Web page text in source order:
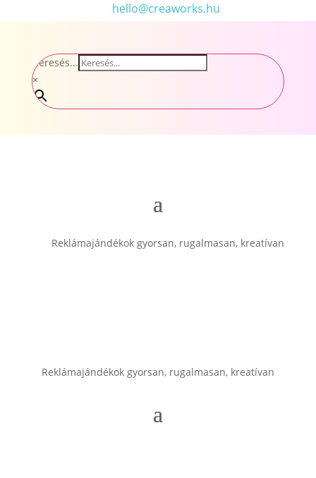
hello@creaworks.hu
Keresés...
×
Reklámajándékok gyorsan, rugalmasan, kreatívan
Reklámajándékok gyorsan, rugalmasan, kreatívan